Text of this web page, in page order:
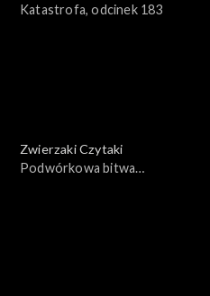
Katastrofa, odcinek 183
Zwierzaki Czytaki
Podwórkowa bitwa